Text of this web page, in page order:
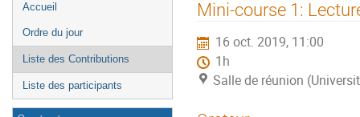
Menu
de
l'événement
Accueil
Ordre du jour
Liste des Contributions
Liste des participants
Mini-course 1:
16 oct. 2019, 11:00
1h
Salle de réunion